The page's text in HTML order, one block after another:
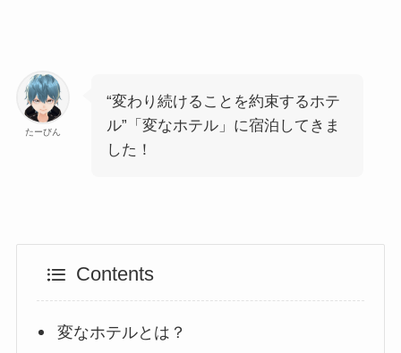
たーびん
“変わり続けることを約束するホテ
ル”「変なホテル」に宿泊してきま
した！
Contents
変なホテルとは？